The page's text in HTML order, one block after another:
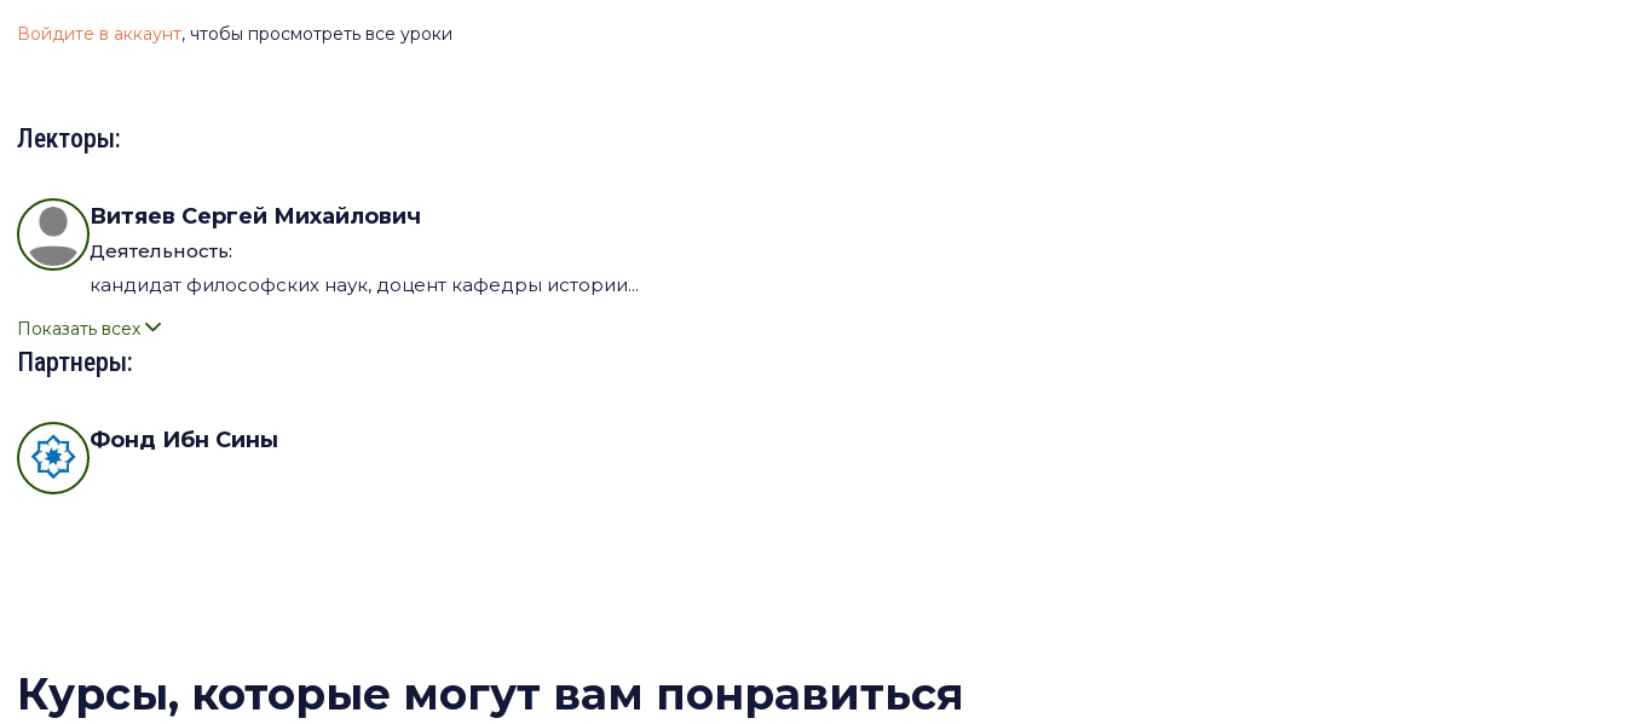
Войдите в аккаунт, чтобы просмотреть все уроки
Лекторы:
Витяев Сергей Михайлович
Деятельность:
кандидат философских наук, доцент кафедры истории...
Показать всех
Партнеры:
Фонд Ибн Сины
Курсы, которые могут вам понравиться